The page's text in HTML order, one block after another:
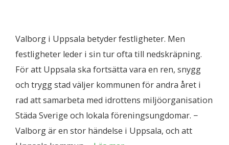
Valborg i Uppsala betyder festligheter. Men
festligheter leder i sin tur ofta till nedskräpning.
För att Uppsala ska fortsätta vara en ren, snygg
och trygg stad väljer kommunen för andra året i
rad att samarbeta med idrottens miljöorganisation
Städa Sverige och lokala föreningsungdomar. −
Valborg är en stor händelse i Uppsala, och att